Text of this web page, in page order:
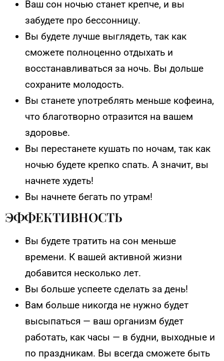
Ваш сон ночью станет крепче, и вы
забудете про бессонницу.
Вы будете лучше выглядеть, так как
сможете полноценно отдыхать и
восстанавливаться за ночь. Вы дольше
сохраните молодость.
Вы станете употреблять меньше кофеина,
что благотворно отразится на вашем
здоровье.
Вы перестанете кушать по ночам, так как
ночью будете крепко спать. А значит, вы
начнете худеть!
Вы начнете бегать по утрам!
ЭФФЕКТИВНОСТЬ
Вы будете тратить на сон меньше
времени. К вашей активной жизни
добавится несколько лет.
Вы больше успеете сделать за день!
Вам больше никогда не нужно будет
высыпаться — ваш организм будет
работать, как часы — в будни, выходные и
по праздникам. Вы всегда сможете быть